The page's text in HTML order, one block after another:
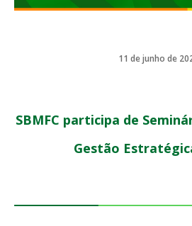
11 de junho de
SBMFC participa de
Gestão